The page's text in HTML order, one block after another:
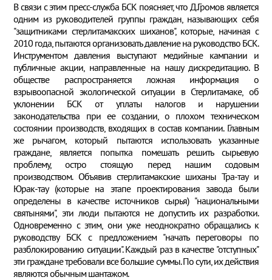
В связи с этим пресс-служба БСК поясняет, что Д.Громов является
одним из руководителей группы граждан, называющих себя
"защитниками стерлитамакских шиханов", которые, начиная с
2010 года, пытаются организовать давление на руководство БСК.
Инструментом давления выступают медийные кампании и
публичные акции, направленные на нашу дискредитацию. В
обществе распространяется ложная информация о
взрывоопасной экологической ситуации в Стерлитамаке, об
уклонении БСК от уплаты налогов и нарушении
законодательства при ее создании, о плохом техническом
состоянии производств, входящих в состав компании. Главным
же рычагом, который пытаются использовать указанные
граждане, является попытка помешать решить сырьевую
проблему, остро стоящую перед нашим содовым
производством. Объявив стерлитамакские шиханы Тра-тау и
Юрак-тау (которые на этапе проектирования завода были
определены в качестве источников сырья) "национальными
святынями", эти люди пытаются не допустить их разработки.
Одновременно с этим, они уже неоднократно обращались к
руководству БСК с предложением "начать переговоры по
разблокированию ситуации". Каждый раз в качестве "отступных"
эти граждане требовали все большие суммы. По сути, их действия
являются обычным шантажом.